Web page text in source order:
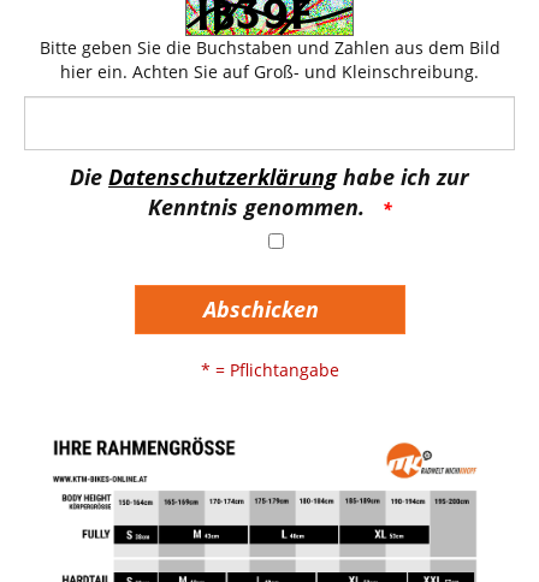
Bitte geben Sie die Buchstaben und Zahlen aus dem Bild
hier ein. Achten Sie auf Groß- und Kleinschreibung.
Die Datenschutzerklärunghabe ich zur
Kenntnis genommen.
Abschicken
* = Pflichtangabe